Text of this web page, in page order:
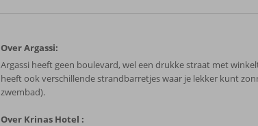
Over Argassi:
Argassi heeft geen boulevard, wel een drukke straat met
heeft ook verschillende strandbarretjes waar je lekker kunt
zwembad).
Over Krinas Hotel :